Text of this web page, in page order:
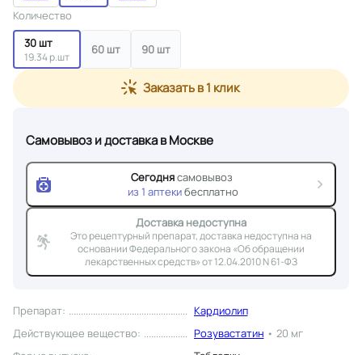
Препарат:
Кардиолип
Действующее вещество: Розувастатин • 20 мг
Количество
30 шт
19.34 р.шт
60 шт 90 шт
Заказать в 1 клик
Самовывоз и доставкав Москве
Сегоднясамовывоз
из 1 аптекибесплатно
Доставка недоступна
Это рецептурный препарат, доставка недоступна на
основании Федерального закона «Об обращении
лекарственных средств» от 12.04.2010 N 61-ФЗ